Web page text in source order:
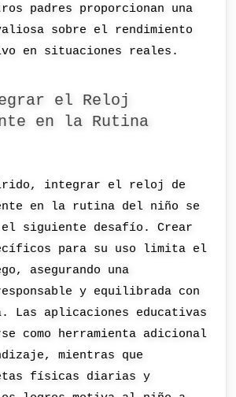
padres proporcionan una
sobre el rendimiento
en situaciones reales.
el Reloj
en la Rutina
integrar el reloj de
en la rutina del niño se
siguiente desafío. Crear
para su uso limita el
asegurando una
y equilibrada con
Las aplicaciones educativas
como herramienta adicional
mientras que
físicas diarias y